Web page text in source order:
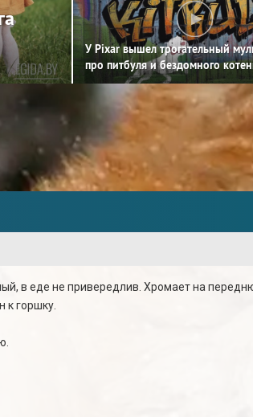
У Pixar вышел трогательный
про питбуля и бездомного
в еде не привередлив. Хромает на
к горшку.